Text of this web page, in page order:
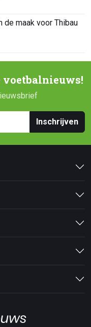
de maak voor Thibau
Inschrijven